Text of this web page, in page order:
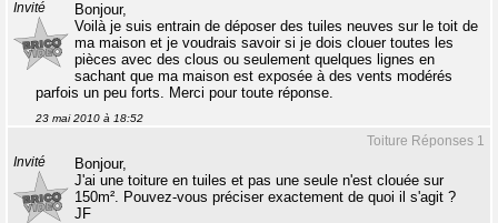
Invité
Bonjour,
Voilà je suis entrain de déposer des tuiles neuves sur le toit de
ma maison et je voudrais savoir si je dois clouer toutes les
pièces avec des clous ou seulement quelques lignes en
sachant que ma maison est exposée à des vents modérés
parfois un peu forts. Merci pour toute réponse.
23 mai 2010 à 18:52
Toiture Réponses 1
Invité
Bonjour,
J'ai une toiture en tuiles et pas une seule n'est clouée sur
150m². Pouvez-vous préciser exactement de quoi il s'agit ?
JF